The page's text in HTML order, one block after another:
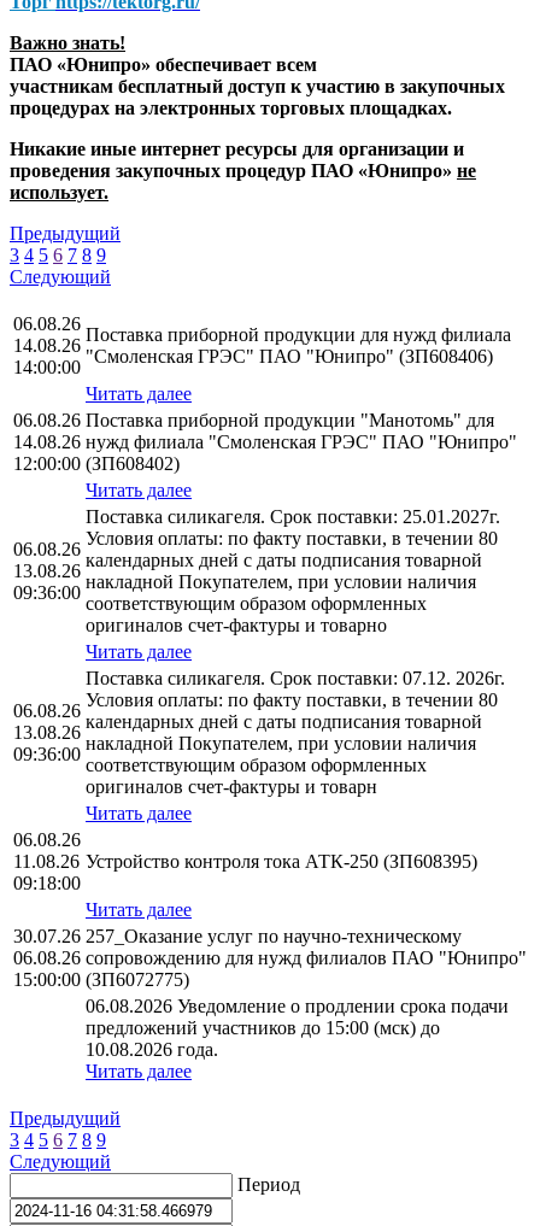
Важно знать!
ПАО «Юнипро» обеспечивает всем
участникам бесплатный доступ к участию в закупочных
процедурах на электронных торговых площадках.
Никакие иные интернет ресурсы для организации и
проведения закупочных процедур ПАО «Юнипро» не
использует.
Предыдущий
3 4 5 6 7 8 9
Следующий
06.08.26
14.08.26
14:00:00
Поставка приборной продукции для нужд филиала
"Смоленская ГРЭС" ПАО "Юнипро" (ЗП608406)
Читать далее
06.08.26
14.08.26
12:00:00
Поставка приборной продукции "Манотомь" для
нужд филиала "Смоленская ГРЭС" ПАО "Юнипро"
(ЗП608402)
Читать далее
06.08.26
13.08.26
09:36:00
Поставка силикагеля. Срок поставки: 25.01.2027г.
Условия оплаты: по факту поставки, в течении 80
календарных дней с даты подписания товарной
накладной Покупателем, при условии наличия
соответствующим образом оформленных
оригиналов счет-фактуры и товарно
Читать далее
06.08.26
13.08.26
09:36:00
Поставка силикагеля. Срок поставки: 07.12. 2026г.
Условия оплаты: по факту поставки, в течении 80
календарных дней с даты подписания товарной
накладной Покупателем, при условии наличия
соответствующим образом оформленных
оригиналов счет-фактуры и товарн
Читать далее
06.08.26
11.08.26
09:18:00
Устройство контроля тока АТК-250 (ЗП608395)
Читать далее
30.07.26
06.08.26
15:00:00
257_Оказание услуг по научно-техническому
сопровождению для нужд филиалов ПАО "Юнипро"
(ЗП6072775)
06.08.2026 Уведомление о продлении срока подачи
предложений участников до 15:00 (мск) до
10.08.2026 года.
Читать далее
Предыдущий
3 4 5 6 7 8 9
Следующий
Период